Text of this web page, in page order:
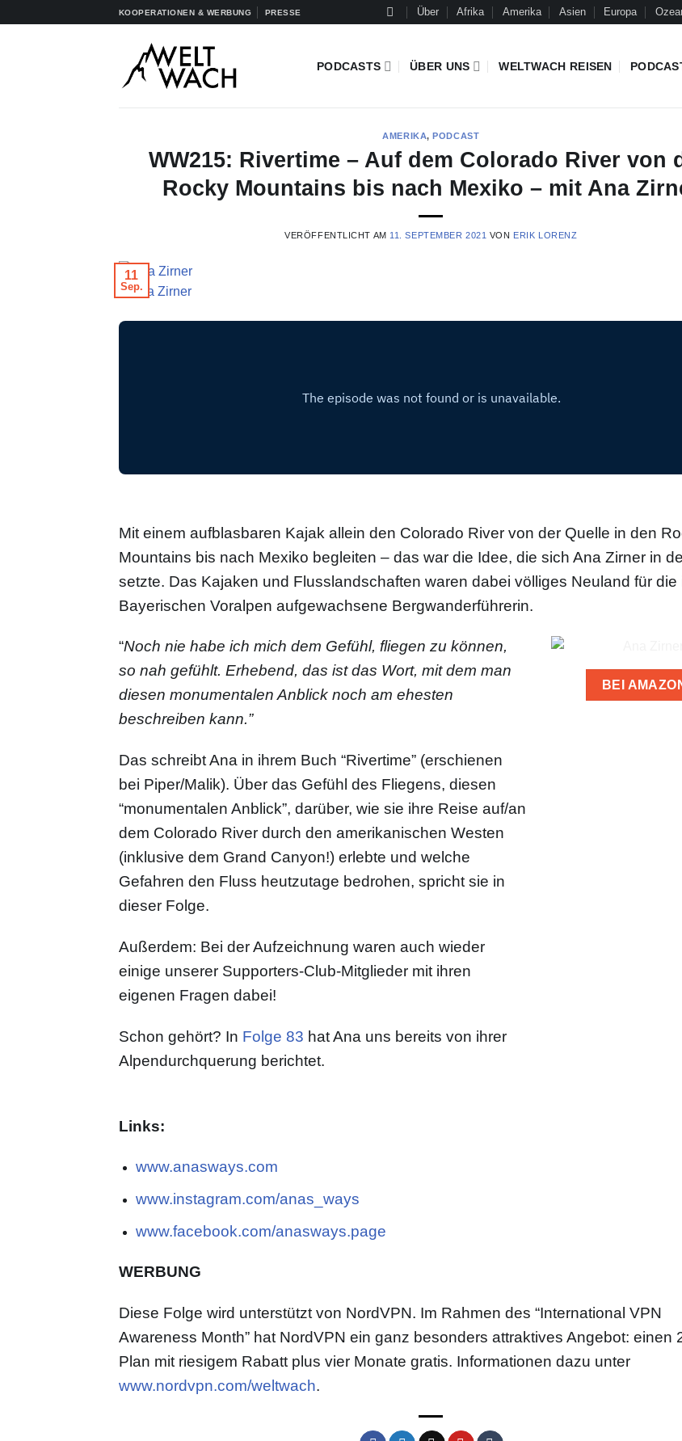
KOOPERATIONEN & WERBUNG PRESSE Über Afrika Amerika Asien Europa
PODCASTS ÜBER UNS WELTWACH REISEN
AMERIKA,PODCAST
WW215: Rivertime – Auf dem Colorado River von
Rocky Mountains bis nach Mexiko – mit Ana
VERÖFFENTLICHT AM 11. SEPTEMBER 2021 VON ERIK LORENZ
© Ana Zirner
11
Sep.
Mit einem aufblasbaren Kajak allein den Colorado River von der Quelle in den
Mountains bis nach Mexiko begleiten – das war die Idee, die sich Ana Zirner in
setzte. Das Kajaken und Flusslandschaften waren dabei völliges Neuland für die
Bayerischen Voralpen aufgewachsene Bergwanderführerin.
“Noch nie habe ich mich dem Gefühl, fliegen zu können,
so nah gefühlt. Erhebend, das ist das Wort, mit dem man
diesen monumentalen Anblick noch am ehesten
beschreiben kann.”
Das schreibt Ana in ihrem Buch “Rivertime” (erschienen
bei Piper/Malik). Über das Gefühl des Fliegens, diesen
“monumentalen Anblick”, darüber, wie sie ihre Reise auf/an
dem Colorado River durch den amerikanischen Westen
(inklusive dem Grand Canyon!) erlebte und welche
Gefahren den Fluss heutzutage bedrohen, spricht sie in
dieser Folge.
Außerdem: Bei der Aufzeichnung waren auch wieder
einige unserer Supporters-Club-Mitglieder mit ihren
eigenen Fragen dabei!
Schon gehört? In Folge 83 hat Ana uns bereits von ihrer
Alpendurchquerung berichtet.
BEI
Links:
www.anasways.com
www.instagram.com/anas_ways
www.facebook.com/anasways.page
WERBUNG
Diese Folge wird unterstützt von NordVPN. Im Rahmen des “International VPN
Awareness Month” hat NordVPN ein ganz besonders attraktives Angebot: einen
Plan mit riesigem Rabatt plus vier Monate gratis. Informationen dazu unter
www.nordvpn.com/weltwach.